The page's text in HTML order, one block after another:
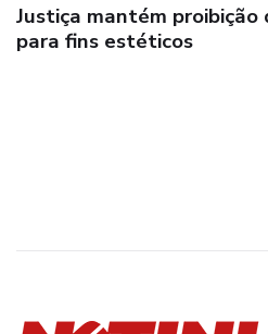
Justiça mantém
para fins estéticos